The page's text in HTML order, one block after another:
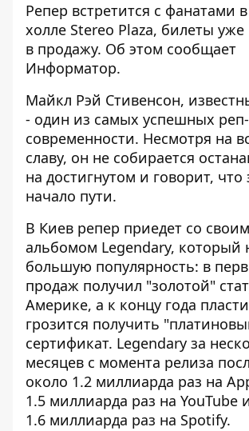
Репер встретится с фанатами
холле Stereo Plaza, билеты уже
в продажу. Об этом сообщает
Информатор.
Майкл Рэй Стивенсон,
- один из самых успешных
современности. Несмотря на
славу, он не собирается
на достигнутом и говорит, что
начало пути.
В Киев репер приедет со
альбомом Legendary, который
большую популярность: в
продаж получил "золотой"
Америке, а к концу года
грозится получить
сертификат. Legendary за
месяцев с момента релиза
около 1.2 миллиарда раз на
1.5 миллиарда раз на YouTube
1.6 миллиарда раз на Spotify.